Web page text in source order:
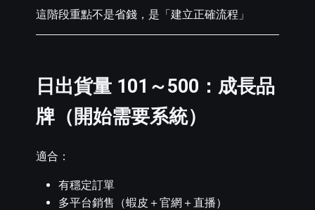
這階段重點不是省錢，是「建立正確流程」
日出貨量 101～500：成長品
牌（開始需要系統）
適合：
有穩定訂單
多平台銷售（蝦皮＋官網＋直播）